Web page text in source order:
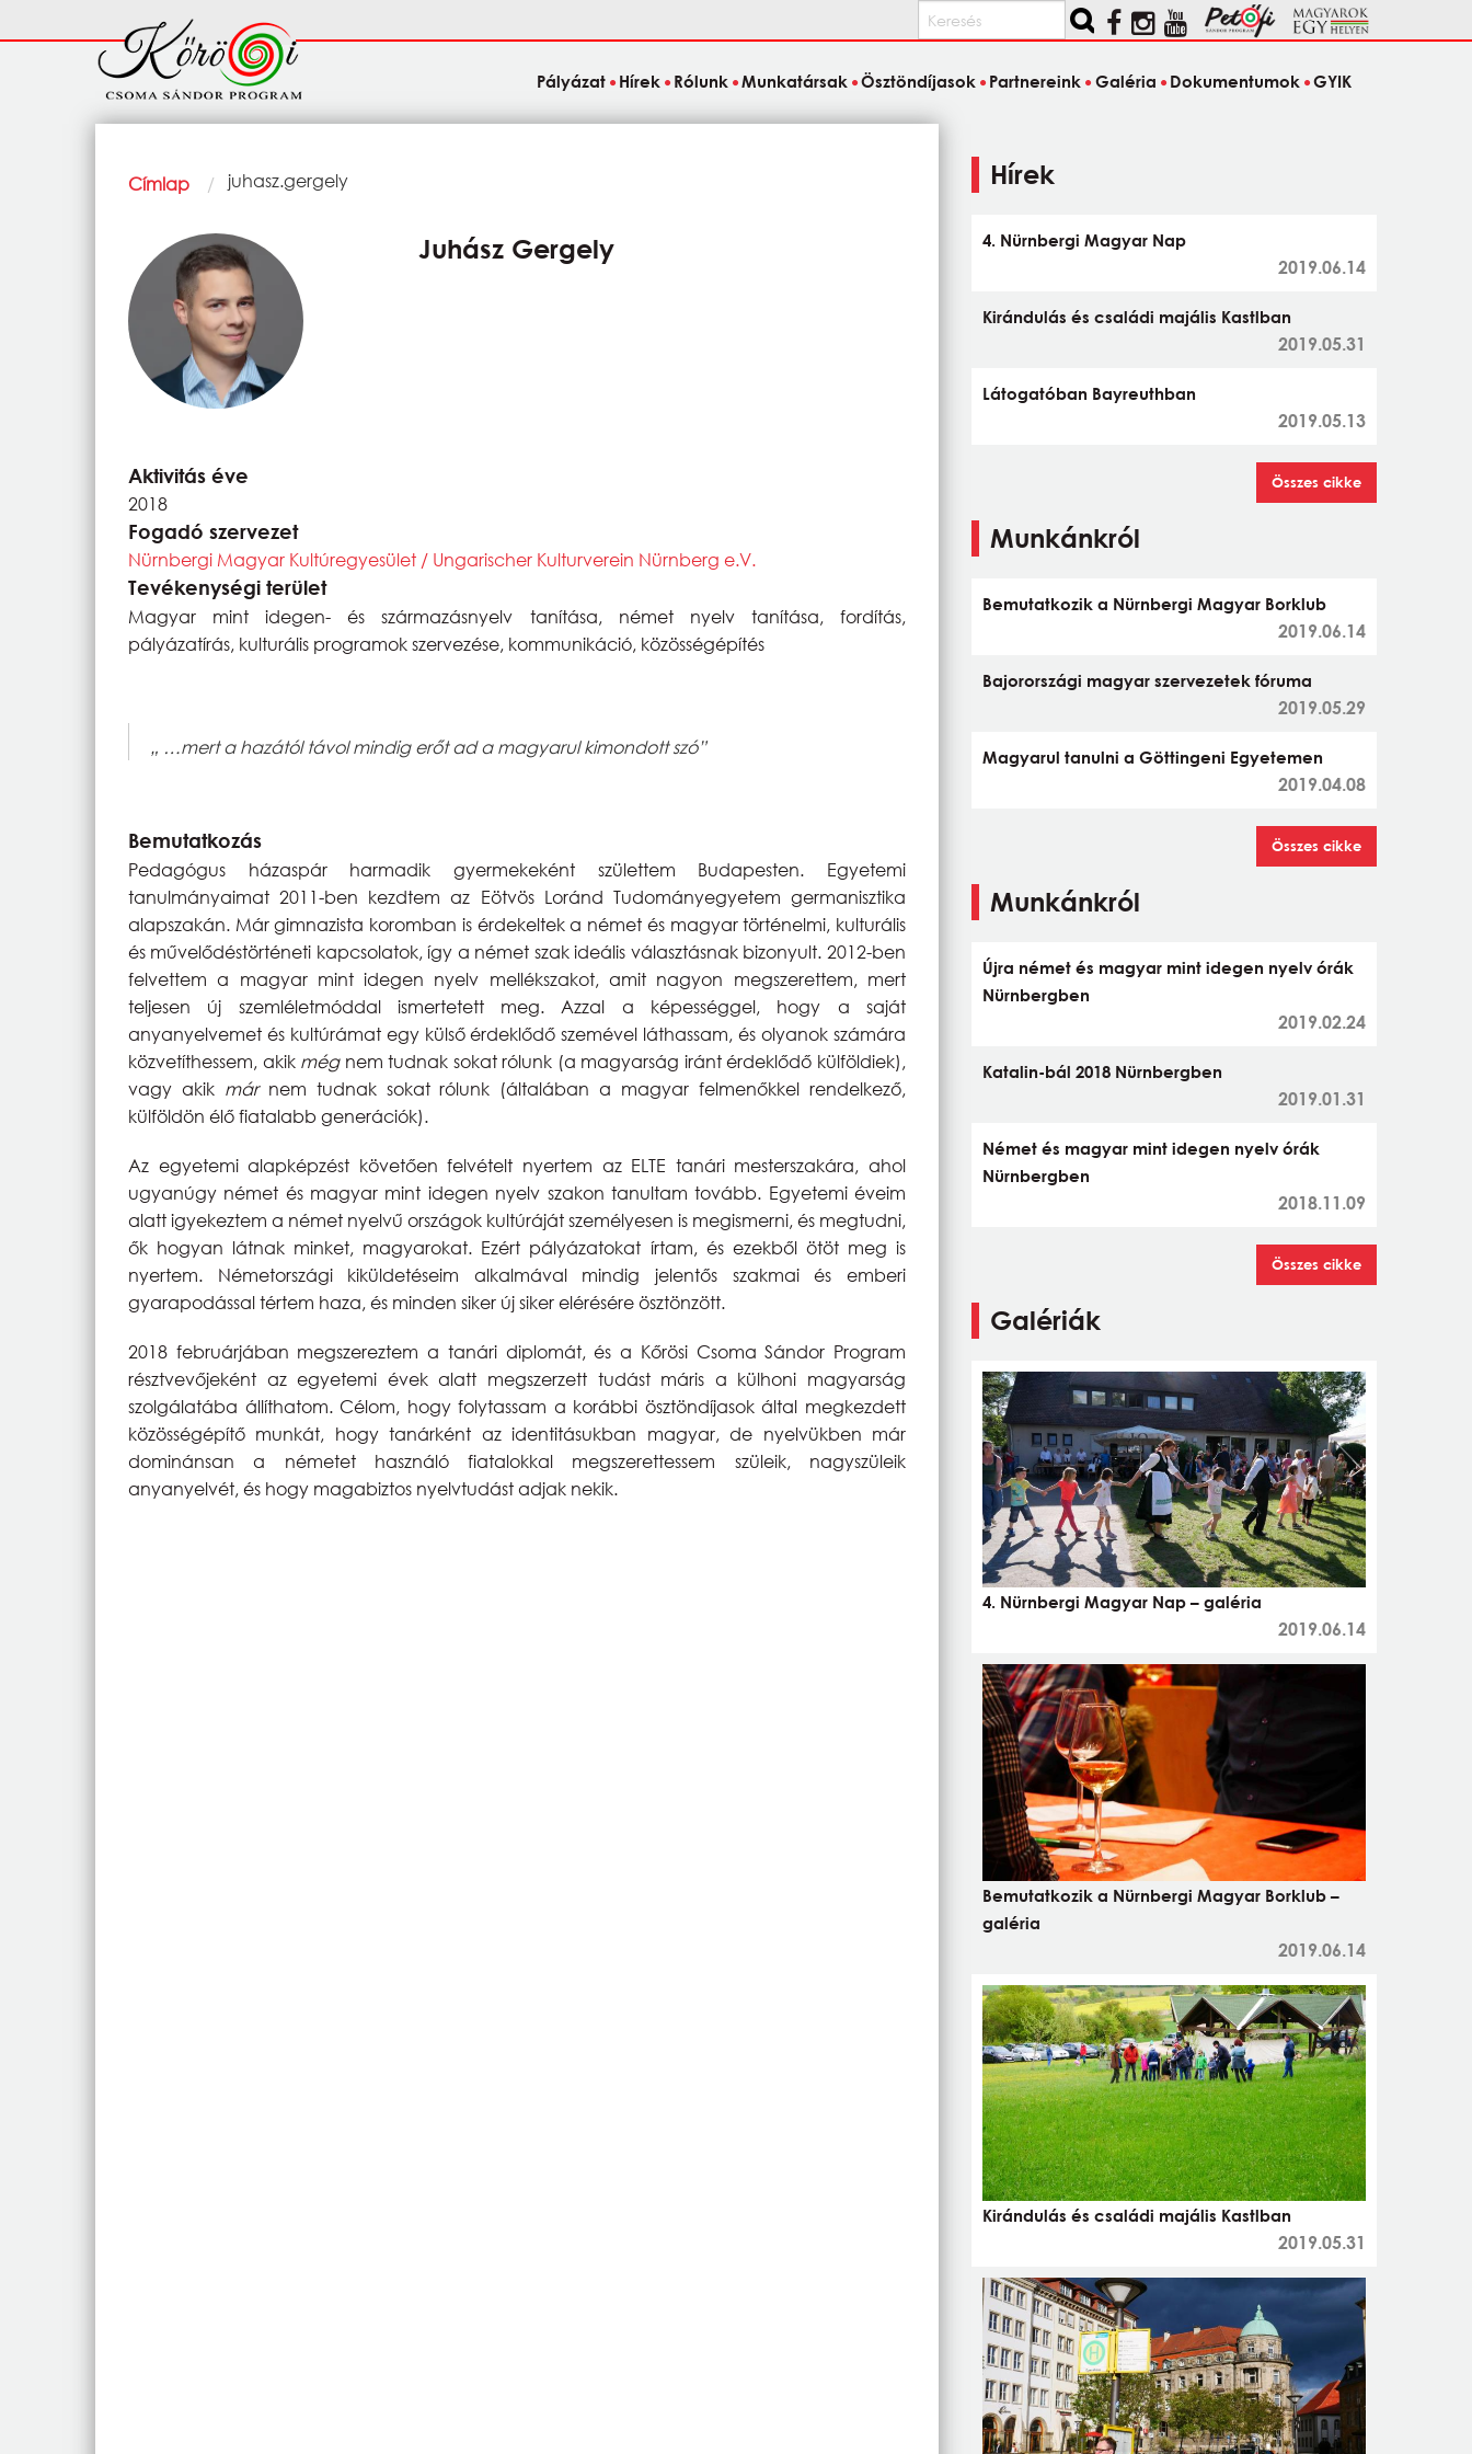
Keresés
Fő
navigáció
Pályázat Hírek Rólunk Munkatársak Ösztöndíjasok Partnereink Galéria Dokumentumok GYIK
Morzsa
Címlap Current:
juhasz.gergely
Juhász Gergely
Aktivitás éve
2018
Fogadó szervezet
Nürnbergi Magyar Kultúregyesület / Ungarischer Kulturverein Nürnberg e.V.
Tevékenységi terület
Magyar mint idegen- és származásnyelv tanítása, német nyelv tanítása, fordítás,
pályázatírás, kulturális programok szervezése, kommunikáció, közösségépítés
„ …mert a hazától távol mindig erőt ad a magyarul kimondott szó”
Bemutatkozás
Pedagógus házaspár harmadik gyermekeként születtem Budapesten. Egyetemi
tanulmányaimat 2011-ben kezdtem az Eötvös Loránd Tudományegyetem germanisztika
alapszakán. Már gimnazista koromban is érdekeltek a német és magyar történelmi, kulturális
és művelődéstörténeti kapcsolatok, így a német szak ideális választásnak bizonyult. 2012-ben
felvettem a magyar mint idegen nyelv mellékszakot, amit nagyon megszerettem, mert
teljesen új szemléletmóddal ismertetett meg. Azzal a képességgel, hogy a saját
anyanyelvemet és kultúrámat egy külső érdeklődő szemével láthassam, és olyanok számára
közvetíthessem, akik mégnem tudnak sokat rólunk (a magyarság iránt érdeklődő külföldiek),
vagy akik már nem tudnak sokat rólunk (általában a magyar felmenőkkel rendelkező,
külföldön élő fiatalabb generációk).
Az egyetemi alapképzést követően felvételt nyertem az ELTE tanári mesterszakára, ahol
ugyanúgy német és magyar mint idegen nyelv szakon tanultam tovább. Egyetemi éveim
alatt igyekeztem a német nyelvű országok kultúráját személyesen is megismerni, és megtudni,
ők hogyan látnak minket, magyarokat. Ezért pályázatokat írtam, és ezekből ötöt meg is
nyertem. Németországi kiküldetéseim alkalmával mindig jelentős szakmai és emberi
gyarapodással tértem haza, és minden siker új siker elérésére ösztönzött.
2018 februárjában megszereztem a tanári diplomát, és a Kőrösi Csoma Sándor Program
résztvevőjeként az egyetemi évek alatt megszerzett tudást máris a külhoni magyarság
szolgálatába állíthatom. Célom, hogy folytassam a korábbi ösztöndíjasok által megkezdett
közösségépítő munkát, hogy tanárként az identitásukban magyar, de nyelvükben már
dominánsan a németet használó fiatalokkal megszerettessem szüleik, nagyszüleik
anyanyelvét, és hogy magabiztos nyelvtudást adjak nekik.
Hírek
4. Nürnbergi Magyar Nap
2019.06.14
Kirándulás és családi majális Kastlban
2019.05.31
Látogatóban Bayreuthban
2019.05.13
Összes cikke
Munkánkról
Bemutatkozik a Nürnbergi Magyar Borklub
2019.06.14
Bajorországi magyar szervezetek fóruma
2019.05.29
Magyarul tanulni a Göttingeni Egyetemen
2019.04.08
Összes cikke
Munkánkról
Újra német és magyar mint idegen nyelv órák
Nürnbergben
2019.02.24
Katalin-bál 2018 Nürnbergben
2019.01.31
Német és magyar mint idegen nyelv órák
Nürnbergben
2018.11.09
Összes cikke
Galériák
4. Nürnbergi Magyar Nap – galéria
2019.06.14
Bemutatkozik a Nürnbergi Magyar Borklub –
galéria
2019.06.14
Kirándulás és családi majális Kastlban
2019.05.31